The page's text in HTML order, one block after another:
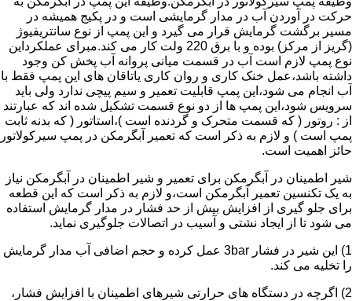
حرکت در آوردن آب در مدار گرمایشی است و در پکیج همیشه در
مسیر برگشت گرمایش قرار می گیرد و این پمپ از نوع سانتریفیوژ
(گریز از مرکز) بوده و با برق 220 ولت کار می کند.مبرای عملکرداین
نوع پمپ لازم است آب در قسمت میانی پروانه آب پخش کن وجود
داشته باشد،عمل خنک کاری و روان کاری یاتاقان های این پمپ فقط با
آب انجام می شود،این پمپ قابلیت تعمیر و سیم پیچی ندارد ولی باید
سرویس شود،این پمپ ها از دو نوع قسمت تشکیل شده اند که عبارتند
از : روتور ( که قسمت متحرک و گردنده است )،استاتور ( که بدنه ثابت
پمپ است ) و لازم به ذکر است که تعمیر آبگرمکن در پمپ سیرکولاتور
حائز اهمیت است.
شیر اطمینان در آبگرمکن برای تعمیر و شیر اطمینان در آبگرمکن نیاز
به یک تکنسین تعمیر آبگرمکن است،و لازم به ذکر است که این قطعه
برای جلو گیری از افزایش بیش از حد فشار در مدار گرمایش استفاده
می شود تا از ایجاد نشتی و آسیب در اتصالات جلوگیری نماید.
1) این شیر در فشار 3bar عمل کرده و حجم اضافی آب مدار گرمایش
را تخلیه می کند.
2) اگرچه در دستگاه های حرارتی شیرهای اطمینان با افزایش فشار،